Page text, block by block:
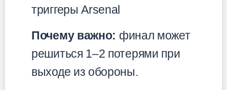
триггеры Arsenal
Почему важно: финал может
решиться 1–2 потерями при
выходе из обороны.